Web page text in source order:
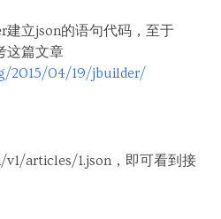
立json的语句代码，至于
这篇文章
2015/04/19/jbuilder/
articles/1.json，即可看到接